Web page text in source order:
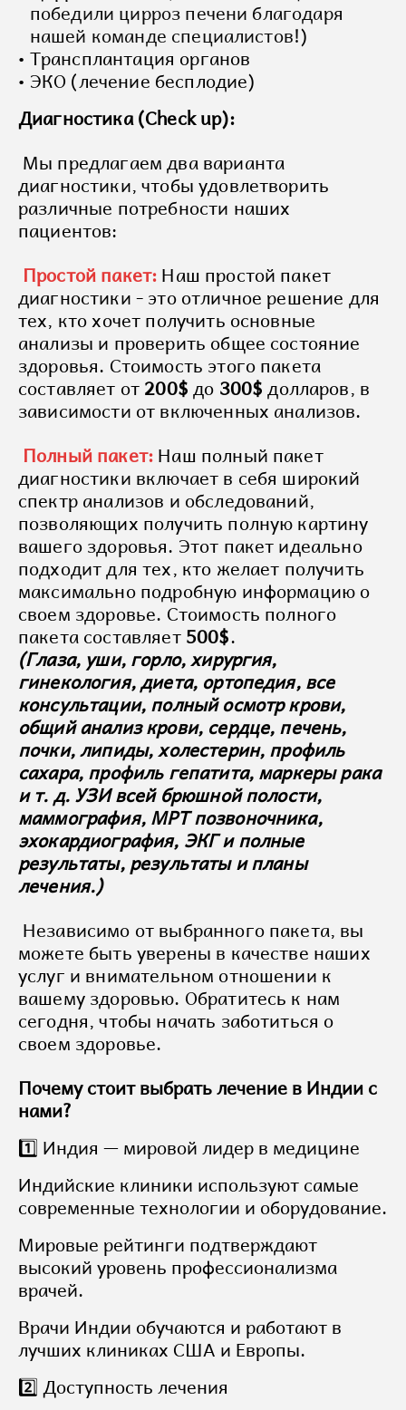
победили цирроз печени благодаря
нашей команде специалистов!)
Трансплантация органов
ЭКО (лечение бесплодие)
Диагностика (Сheck up):
Мы предлагаем два варианта
диагностики, чтобы удовлетворить
различные потребности наших
пациентов:
Простой пакет:Наш простой пакет
диагностики - это отличное решение для
тех, кто хочет получить основные
анализы и проверить общее состояние
здоровья. Стоимость этого пакета
составляет от200$до300$долларов, в
зависимости от включенных анализов.
Полный пакет:Наш полный пакет
диагностики включает в себя широкий
спектр анализов и обследований,
позволяющих получить полную картину
вашего здоровья. Этот пакет идеально
подходит для тех, кто желает получить
максимально подробную информацию о
своем здоровье. Стоимость полного
пакета составляет500$.
(Глаза, уши, горло, хирургия,
гинекология, диета, ортопедия, все
консультации, полный осмотр крови,
общий анализ крови, сердце, печень,
почки, липиды, холестерин, профиль
сахара, профиль гепатита, маркеры рака
и т. д. УЗИ всей брюшной полости,
маммография, МРТ позвоночника,
эхокардиография, ЭКГ и полные
результаты, результаты и планы
лечения.)
Независимо от выбранного пакета, вы
можете быть уверены в качестве наших
услуг и внимательном отношении к
вашему здоровью. Обратитесь к нам
сегодня, чтобы начать заботиться о
своем здоровье.
Почему стоит выбрать лечение в Индии с
нами?
1️⃣ Индия — мировой лидер в медицине
Индийские клиники используют самые
современные технологии и оборудование.
Мировые рейтинги подтверждают
высокий уровень профессионализма
врачей.
Врачи Индии обучаются и работают в
лучших клиниках США и Европы.
2️⃣ Доступность лечения